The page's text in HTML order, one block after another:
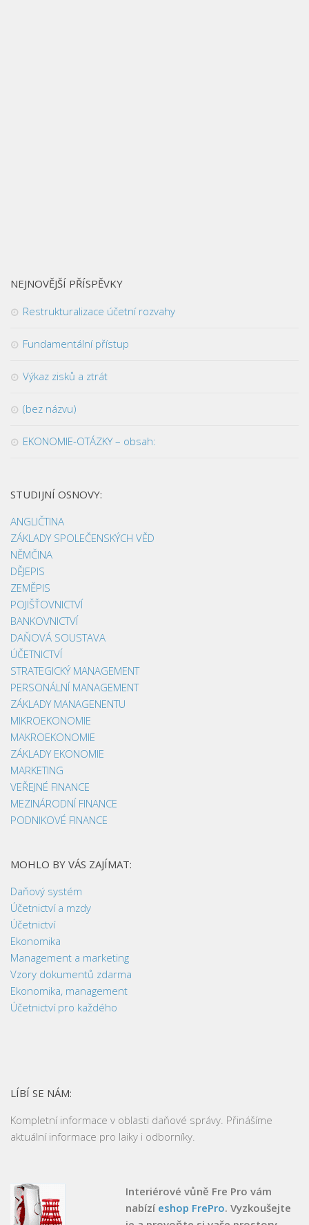
NEJNOVĚJŠÍ PŘÍSPĚVKY
Restrukturalizace účetní rozvahy
Fundamentální přístup
Výkaz zisků a ztrát
(bez názvu)
EKONOMIE-OTÁZKY – obsah:
STUDIJNÍ OSNOVY:
ANGLIČTINA
ZÁKLADY SPOLEČENSKÝCH VĚD
NĚMČINA
DĚJEPIS
ZEMĚPIS
POJIŠŤOVNICTVÍ
BANKOVNICTVÍ
DAŇOVÁ SOUSTAVA
ÚČETNICTVÍ
STRATEGICKÝ MANAGEMENT
PERSONÁLNÍ MANAGEMENT
ZÁKLADY MANAGENENTU
MIKROEKONOMIE
MAKROEKONOMIE
ZÁKLADY EKONOMIE
MARKETING
VEŘEJNÉ FINANCE
MEZINÁRODNÍ FINANCE
PODNIKOVÉ FINANCE
MOHLO BY VÁS ZAJÍMAT:
Daňový systém
Účetnictví a mzdy
Účetnictví
Ekonomika
Management a marketing
Vzory dokumentů zdarma
Ekonomika, management
Účetnictví pro každého
LÍBÍ SE NÁM:
Kompletní informace v oblasti daňové správy. Přinášíme
aktuální informace pro laiky i odborníky.
Interiérové vůně Fre Pro vám
nabízí eshop FrePro. Vyzkoušejte